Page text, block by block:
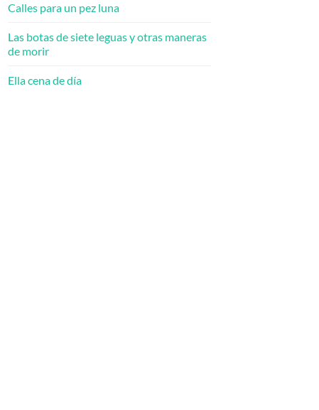
Calles para un pez luna
Las botas de siete leguas y otras maneras
de morir
Ella cena de día